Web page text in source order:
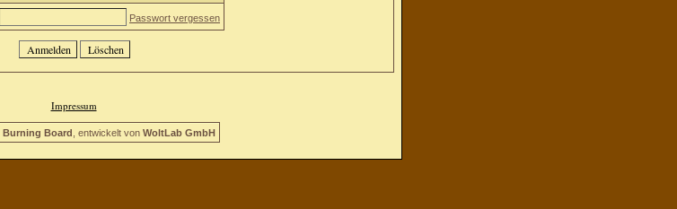
Passwort vergessen
Impressum
Burning Board , entwickelt von WoltLab GmbH